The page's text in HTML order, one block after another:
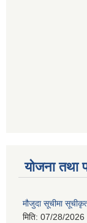
योजना तथा
मौजुदा सूचीमा
मिति: 07/28/2026